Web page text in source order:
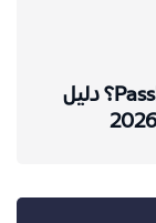
هل تختفي رسائل OTP مع انتشار Passkeys؟ دليل